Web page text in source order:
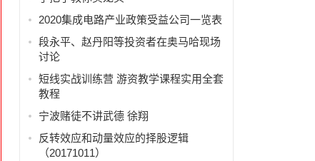
2020集成电路产业政策受益公司一览表
段永平、赵丹阳等投资者在奥马哈现场
讨论
短线实战训练营 游资教学课程实用全套
教程
宁波赌徒不讲武德 徐翔
反转效应和动量效应的择股逻辑
（20171011）